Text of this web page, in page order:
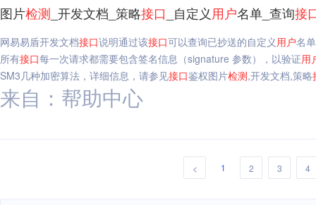
图片检测 _开发文档_策略接口 _自定义用户名单_查询接
网易易盾开发文档接口说明通过该接口可以查询已抄送的自定义用户名
所有接口每一次请求都需要包含签名信息（signature 参数），以验证用
SM3几种加密算法，详细信息，请参见接口鉴权图片检测,开发文档,策略
来自：帮助中心
< 1 2 3 4